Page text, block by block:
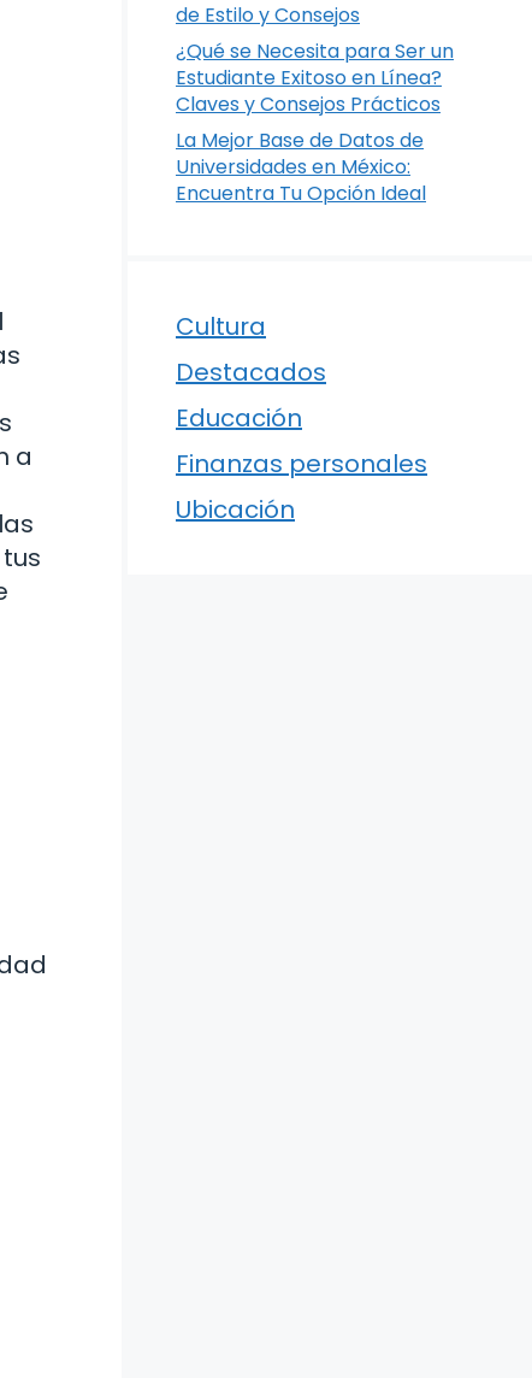
a
de Estilo y Consejos
¿Qué se Necesita para Ser un
Estudiante Exitoso en Línea?
Claves y Consejos Prácticos
La Mejor Base de Datos de
Universidades en México:
Encuentra Tu Opción Ideal
Cultura
Destacados
Educación
Finanzas personales
Ubicación